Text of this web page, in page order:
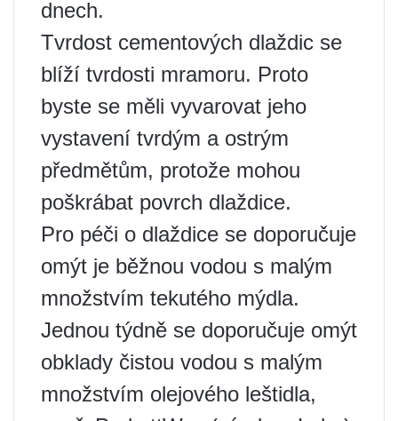
dnech.
Tvrdost cementových dlaždic se
blíží tvrdosti mramoru. Proto
byste se měli vyvarovat jeho
vystavení tvrdým a ostrým
předmětům, protože mohou
poškrábat povrch dlaždice.
Pro péči o dlaždice se doporučuje
omýt je běžnou vodou s malým
množstvím tekutého mýdla.
Jednou týdně se doporučuje omýt
obklady čistou vodou s malým
množstvím olejového leštidla,